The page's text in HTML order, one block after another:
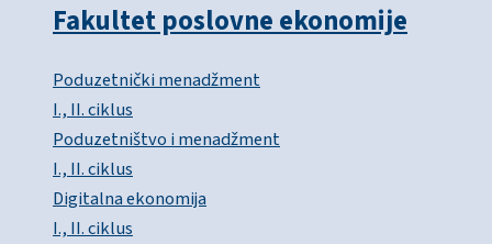
Fakultet poslovne ekonomije
Poduzetnički menadžment
I., II. ciklus
Poduzetništvo i menadžment
I., II. ciklus
Digitalna ekonomija
I., II. ciklus